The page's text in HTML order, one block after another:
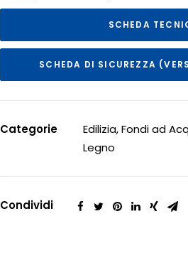
SCHEDA
SCHEDA DI SICUREZZA
Categorie Edilizia,Fondi ad
Legno
Condividi